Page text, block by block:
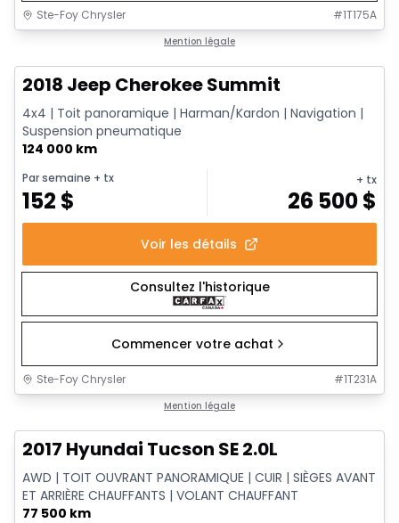
Ste-Foy Chrysler #1T175A
Mention légale
2018 Jeep Cherokee Summit
4x4 | Toit panoramique | Harman/Kardon | Navigation |
Suspension pneumatique
124 000 km
Par semaine + tx
152 $
+ tx
26 500$
Voir les détails
Consultez l'historique
Commencer votre achat
Ste-Foy Chrysler #1T231A
Mention légale
2017 Hyundai Tucson SE 2.0L
AWD | TOIT OUVRANT PANORAMIQUE | CUIR | SIÈGES AVANT
ET ARRIÈRE CHAUFFANTS | VOLANT CHAUFFANT
77 500 km